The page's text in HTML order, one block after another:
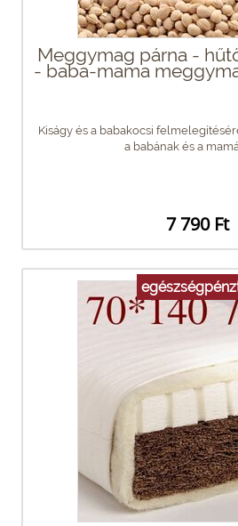
Meggymag párna -
- baba-mama
Kiságy és a babakocsi
a babának és a
7 790 Ft